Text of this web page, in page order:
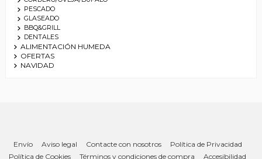
PESCADO
GLASEADO
BBQ&GRILL
DENTALES
ALIMENTACIÓN HUMEDA
OFERTAS
NAVIDAD
Envío Aviso legal Contacte con nosotros
Política de Privacidad
Política de Cookies
Términos y condiciones de compra Accesibilidad